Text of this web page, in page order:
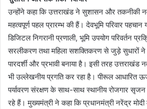
उन्होंने कहा कि उत्तराखंड ने सुशासन और तकनीकी
महत्वपूर्ण पहल प्रारम्भ की हैं। देवभूमि परिवार
डिजिटल निगरानी प्रणाली, भूमि उपयोग परिवर्तन
सरलीकरण तथा महिला सशक्तिकरण से जुड़े सुधारों
पारदर्शी और प्रभावी बनाया है। इसी तरह उत्तराखंड
भी उल्लेखनीय प्रगति कर रहा है। पीरूल आधारित
पर्यावरण संरक्षण के साथ-साथ स्थानीय रोजगार सृजन
रहे हैं। मुख्यमंत्री ने कहा कि प्रधानमंत्री नरेंद्र